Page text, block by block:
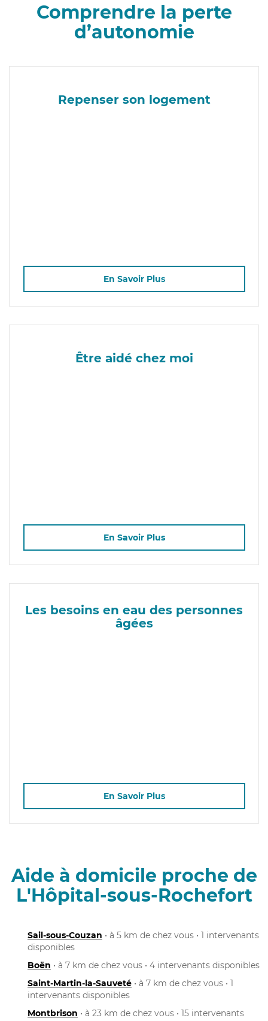
Comprendre la perte
d’autonomie
Repenser son logement
En Savoir Plus
Être aidé chez moi
En Savoir Plus
Les besoins en eau des personnes
âgées
En Savoir Plus
Aide à domicile proche de
L'Hôpital-sous-Rochefort
Sail-sous-Couzan • à 5 km de chez vous • 1 intervenants
disponibles
Boën • à 7 km de chez vous • 4 intervenants disponibles
Saint-Martin-la-Sauveté • à 7 km de chez vous • 1
intervenants disponibles
Montbrison • à 23 km de chez vous • 15 intervenants